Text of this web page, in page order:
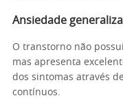
Ansiedade
O transtorno não
mas apresenta
dos sintomas através
contínuos.